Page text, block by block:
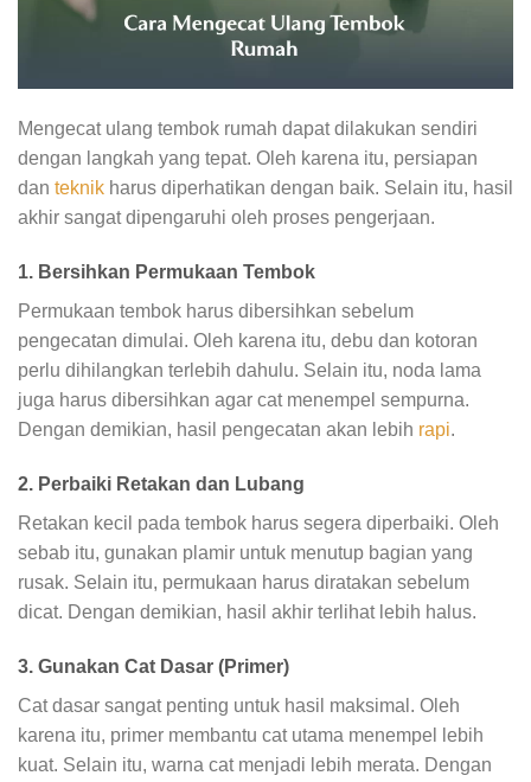
Mengecat ulang tembok rumah dapat dilakukan sendiri
dengan langkah yang tepat. Oleh karena itu, persiapan
dan teknik harus diperhatikan dengan baik. Selain itu, hasil
akhir sangat dipengaruhi oleh proses pengerjaan.
1. Bersihkan Permukaan Tembok
Permukaan tembok harus dibersihkan sebelum
pengecatan dimulai. Oleh karena itu, debu dan kotoran
perlu dihilangkan terlebih dahulu. Selain itu, noda lama
juga harus dibersihkan agar cat menempel sempurna.
Dengan demikian, hasil pengecatan akan lebih rapi.
2. Perbaiki Retakan dan Lubang
Retakan kecil pada tembok harus segera diperbaiki. Oleh
sebab itu, gunakan plamir untuk menutup bagian yang
rusak. Selain itu, permukaan harus diratakan sebelum
dicat. Dengan demikian, hasil akhir terlihat lebih halus.
3. Gunakan Cat Dasar (Primer)
Cat dasar sangat penting untuk hasil maksimal. Oleh
karena itu, primer membantu cat utama menempel lebih
kuat. Selain itu, warna cat menjadi lebih merata. Dengan